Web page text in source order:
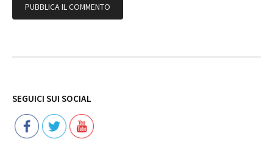
SEGUICI SUI SOCIAL